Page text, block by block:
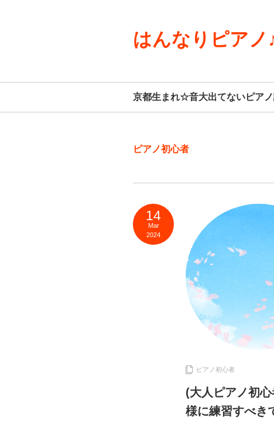
はんなりピアノ
京都生まれ☆音大出てないピア
ピアノ初心者
14
Mar
2024
ピアノ初心者
(大人ピアノ初
様に練習すべき